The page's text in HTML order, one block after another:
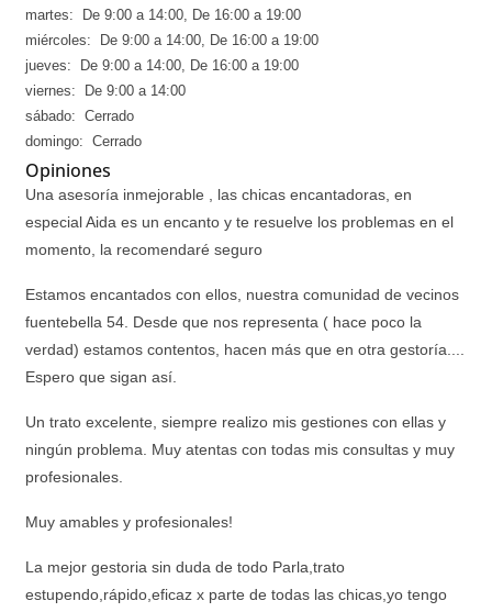
martes: De 9:00 a 14:00, De 16:00 a 19:00
miércoles: De 9:00 a 14:00, De 16:00 a 19:00
jueves: De 9:00 a 14:00, De 16:00 a 19:00
viernes: De 9:00 a 14:00
sábado: Cerrado
domingo: Cerrado
Opiniones
Una asesoría inmejorable , las chicas encantadoras, en
especial Aida es un encanto y te resuelve los problemas en el
momento, la recomendaré seguro
Estamos encantados con ellos, nuestra comunidad de vecinos
fuentebella 54. Desde que nos representa ( hace poco la
verdad) estamos contentos, hacen más que en otra gestoría....
Espero que sigan así.
Un trato excelente, siempre realizo mis gestiones con ellas y
ningún problema. Muy atentas con todas mis consultas y muy
profesionales.
Muy amables y profesionales!
La mejor gestoria sin duda de todo Parla,trato
estupendo,rápido,eficaz x parte de todas las chicas,yo tengo